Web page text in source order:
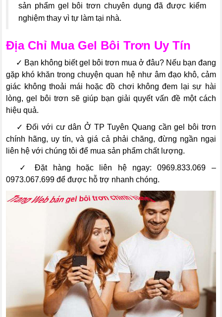
sản phẩm gel bôi trơn chuyên dụng đã được kiểm
nghiệm thay vì tự làm tại nhà.
Địa Chỉ Mua Gel Bôi Trơn Uy Tín
✓ Bạn không biết gel bôi trơn mua ở đâu? Nếu bạn đang
gặp khó khăn trong chuyện quan hệ như âm đạo khô, cảm
giác không thoải mái hoặc đồ chơi không đem lại sự hài
lòng, gel bôi trơn sẽ giúp bạn giải quyết vấn đề một cách
hiệu quả.
✓Đối với cư dân Ở TP Tuyên Quang cần gel bôi trơn
chính hãng, uy tín, và giá cả phải chăng, đừng ngần ngại
liên hệ với chúng tôi để mua sản phẩm chất lượng.
✓Đặt hàng hoặc liên hệ ngay: 0969.833.069 –
0973.067.699 để được hỗ trợ nhanh chóng.